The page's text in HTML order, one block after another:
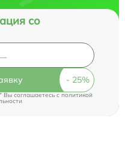
со
Вы соглашаетесь cполитикой